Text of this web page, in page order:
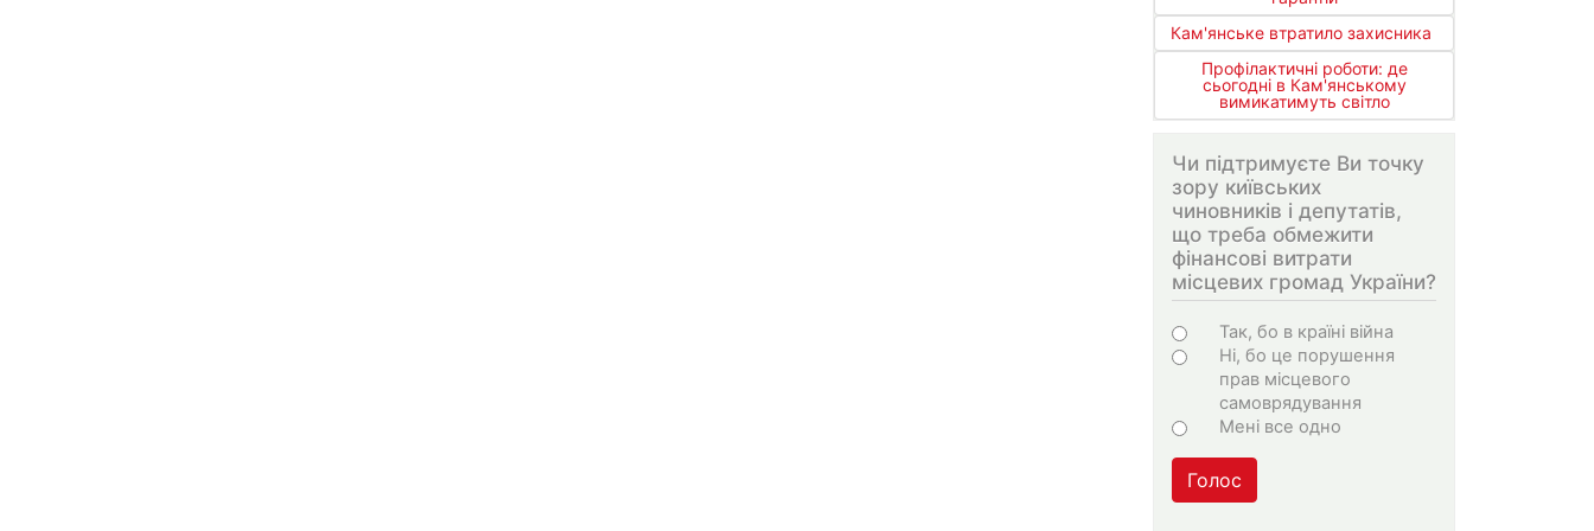
Кам'янське втратило захисника
Профілактичні роботи: де
сьогодні в Кам'янському
вимикатимуть світло
Чи підтримуєте Ви точку
зору київських
чиновників і депутатів,
що треба обмежити
фінансові витрати
місцевих громад України?
Choices
Так, бо в країні війна
Ні, бо це порушення
прав місцевого
самоврядування
Мені все одно
Голос